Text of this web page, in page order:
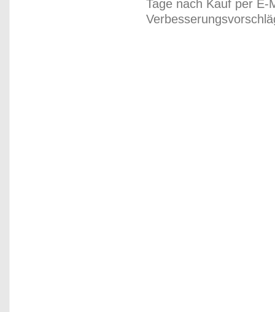
Tage nach Kauf per E-